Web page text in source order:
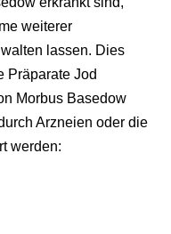
weiterer
lassen. Dies
Präparate Jod
Morbus Basedow
Arzneien oder die
werden: